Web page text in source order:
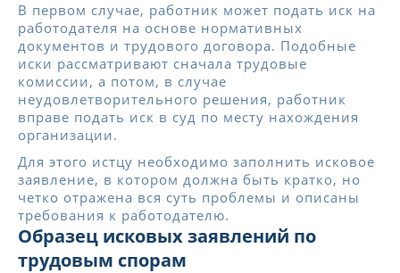
В первом случае, работник может подать иск на
работодателя на основе нормативных
документов и трудового договора. Подобные
иски рассматривают сначала трудовые
комиссии, а потом, в случае
неудовлетворительного решения, работник
вправе подать иск в суд по месту нахождения
организации.
Для этого истцу необходимо заполнить исковое
заявление, в котором должна быть кратко, но
четко отражена вся суть проблемы и описаны
требования к работодателю.
Образец исковых заявлений по
трудовым спорам